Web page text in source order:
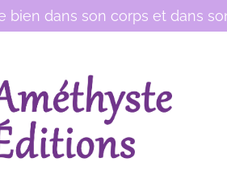
bien dans son corps et dans